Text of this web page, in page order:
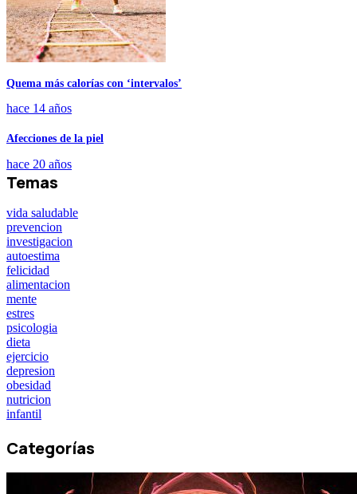
Quema más calorías con ‘intervalos’
hace 14 años
Afecciones de la piel
hace 20 años
Temas
vida saludable
prevencion
investigacion
autoestima
felicidad
alimentacion
mente
estres
psicologia
dieta
ejercicio
depresion
obesidad
nutricion
infantil
Categorías